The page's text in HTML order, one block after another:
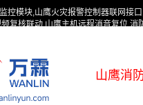
控模块,山鹰火灾报警控制器联网接
复核联动,山鹰主机远程消音复位,
山鹰消